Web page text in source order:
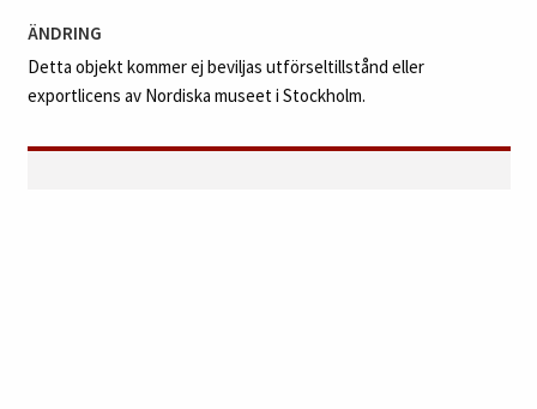
ÄNDRING
Detta objekt kommer ej beviljas utförseltillstånd eller
exportlicens av Nordiska museet i Stockholm.